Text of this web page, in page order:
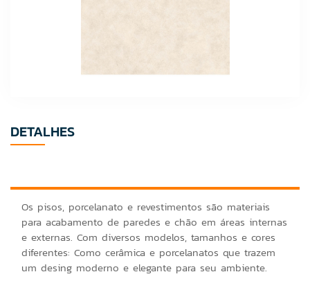
DETALHES
Os pisos, porcelanato e revestimentos são materiais
para acabamento de paredes e chão em áreas internas
e externas. Com diversos modelos, tamanhos e cores
diferentes: Como cerâmica e porcelanatos que trazem
um desing moderno e elegante para seu ambiente.